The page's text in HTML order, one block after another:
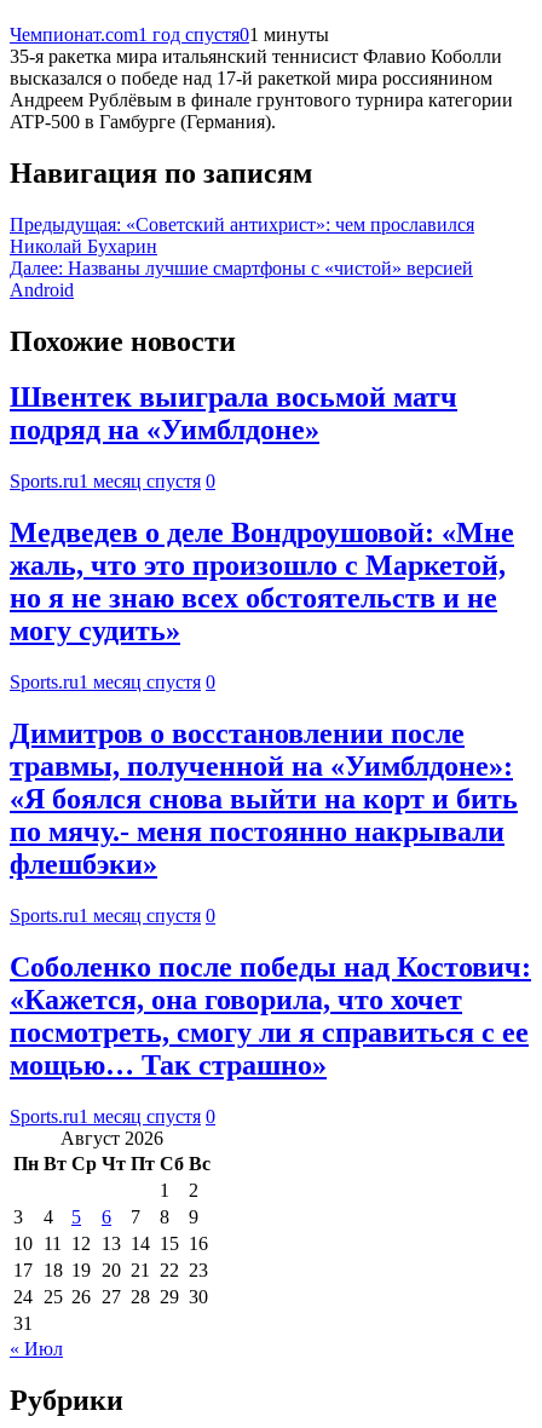
Чемпионат.com1 год спустя01 минуты
35-я ракетка мира итальянский теннисист Флавио Коболли
высказался о победе над 17-й ракеткой мира россиянином
Андреем Рублёвым в финале грунтового турнира категории
ATP-500 в Гамбурге (Германия).
Навигация по записям
Предыдущая: «Советский антихрист»: чем прославился
Николай Бухарин
Далее: Названы лучшие смартфоны с «чистой» версией
Android
Похожие новости
Швентек выиграла восьмой матч
подряд на «Уимблдоне»
Sports.ru1 месяц спустя 0
Медведев о деле Вондроушовой: «Мне
жаль, что это произошло с Маркетой,
но я не знаю всех обстоятельств и не
могу судить»
Sports.ru1 месяц спустя 0
Димитров о восстановлении после
травмы, полученной на «Уимблдоне»:
«Я боялся снова выйти на корт и бить
по мячу.- меня постоянно накрывали
флешбэки»
Sports.ru1 месяц спустя 0
Соболенко после победы над Костович:
«Кажется, она говорила, что хочет
посмотреть, смогу ли я справиться с ее
мощью… Так страшно»
Sports.ru1 месяц спустя 0
Август 2026
Пн Вт Ср Чт Пт Сб Вс
1
2
3
4 5 6 7 8
9
10 11 12 13 14 15 16
17 18 19 20 21 22 23
24 25 26 27 28 29 30
31
« Июл
Рубрики